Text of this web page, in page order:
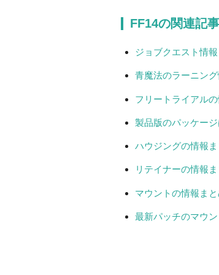
FF14の関連記事
ジョブクエスト情
青魔法のラーニン
フリートライアル
製品版のパッケー
ハウジングの情報
リテイナーの情報
マウントの情報まと
最新パッチのマウ